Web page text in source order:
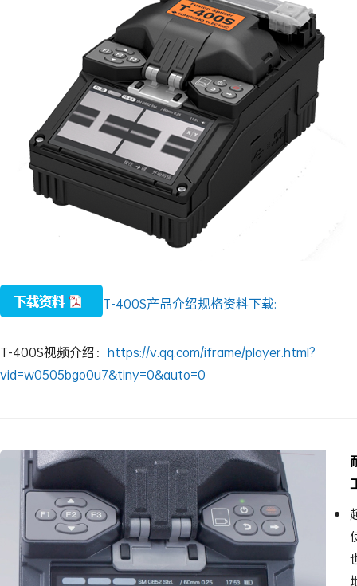
T-400S产品介绍规格资料下载:
T-400S视频介绍： https://v.qq.com/iframe/player.html?
vid=w0505bgo0u7&tiny=0&auto=0